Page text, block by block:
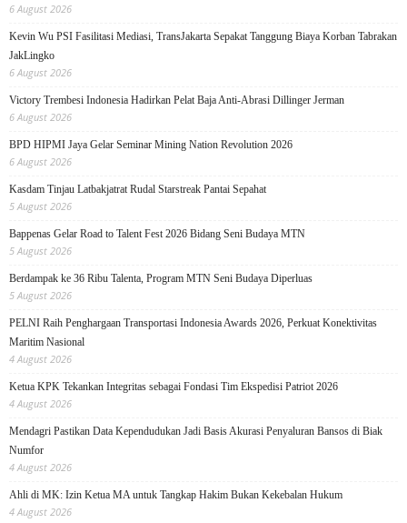
6 August 2026
Kevin Wu PSI Fasilitasi Mediasi, TransJakarta Sepakat Tanggung Biaya Korban Tabrakan
JakLingko
6 August 2026
Victory Trembesi Indonesia Hadirkan Pelat Baja Anti-Abrasi Dillinger Jerman
6 August 2026
BPD HIPMI Jaya Gelar Seminar Mining Nation Revolution 2026
6 August 2026
Kasdam Tinjau Latbakjatrat Rudal Starstreak Pantai Sepahat
5 August 2026
Bappenas Gelar Road to Talent Fest 2026 Bidang Seni Budaya MTN
5 August 2026
Berdampak ke 36 Ribu Talenta, Program MTN Seni Budaya Diperluas
5 August 2026
PELNI Raih Penghargaan Transportasi Indonesia Awards 2026, Perkuat Konektivitas
Maritim Nasional
4 August 2026
Ketua KPK Tekankan Integritas sebagai Fondasi Tim Ekspedisi Patriot 2026
4 August 2026
Mendagri Pastikan Data Kependudukan Jadi Basis Akurasi Penyaluran Bansos di Biak
Numfor
4 August 2026
Ahli di MK: Izin Ketua MA untuk Tangkap Hakim Bukan Kekebalan Hukum
4 August 2026